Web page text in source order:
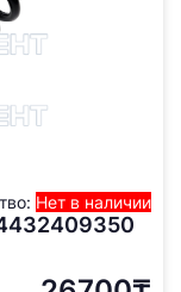
Нет в наличии